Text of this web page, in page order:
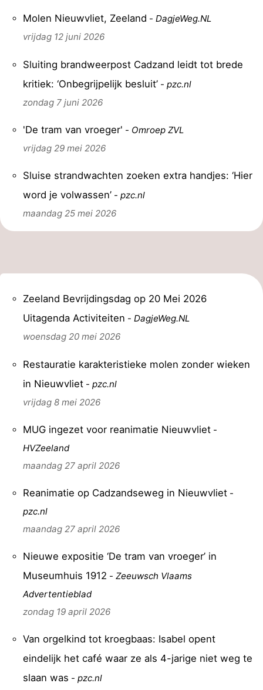
Molen Nieuwvliet, Zeeland -DagjeWeg.NL
vrijdag 12 juni 2026
Sluiting brandweerpost Cadzand leidt tot brede
kritiek: ‘Onbegrijpelijk besluit’ -pzc.nl
zondag 7 juni 2026
'De tram van vroeger' - Omroep ZVL
vrijdag 29 mei 2026
Sluise strandwachten zoeken extra handjes: ‘Hier
word je volwassen’ -pzc.nl
maandag 25 mei 2026
Zeeland Bevrijdingsdag op 20 Mei 2026
Uitagenda Activiteiten -DagjeWeg.NL
woensdag 20 mei 2026
Restauratie karakteristieke molen zonder wieken
in Nieuwvliet -pzc.nl
vrijdag 8 mei 2026
MUG ingezet voor reanimatie Nieuwvliet -
HVZeeland
maandag 27 april 2026
Reanimatie op Cadzandseweg in Nieuwvliet -
pzc.nl
maandag 27 april 2026
Nieuwe expositie ‘De tram van vroeger’ in
Museumhuis 1912 -Zeeuwsch Vlaams
Advertentieblad
zondag 19 april 2026
Van orgelkind tot kroegbaas: Isabel opent
eindelijk het café waar ze als 4-jarige niet weg te
slaan was -pzc.nl